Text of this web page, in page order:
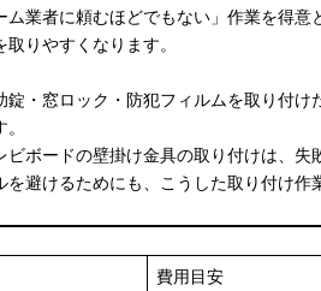
業者に頼むほどでもない」作業を得意
りやすくなります。
・窓ロック・防犯フィルムを取り付け
ビボードの壁掛け金具の取り付けは、失
避けるためにも、こうした取り付け作
費用目安